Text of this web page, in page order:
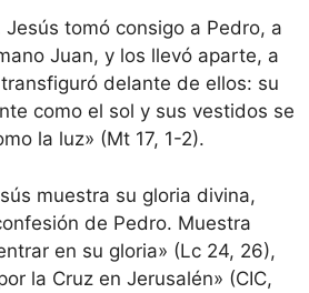
tomó consigo a Pedro, a
Juan, y los llevó aparte, a
delante de ellos: su
como el sol y sus vestidos se
la luz» (Mt 17, 1-2).
muestra su gloria divina,
de Pedro. Muestra
en su gloria» (Lc 24, 26),
la Cruz en Jerusalén» (CIC,